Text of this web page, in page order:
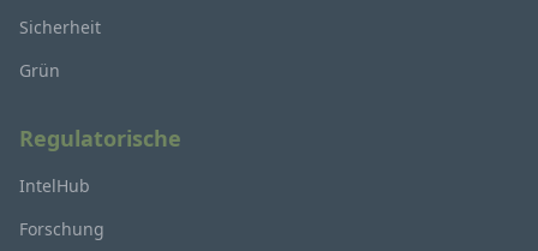
Sicherheit
Grün
Regulatorische
IntelHub
Forschung